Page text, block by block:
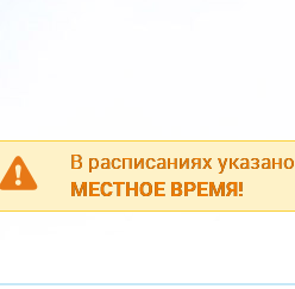
В расписаниях указано
МЕСТНОЕ ВРЕМЯ!